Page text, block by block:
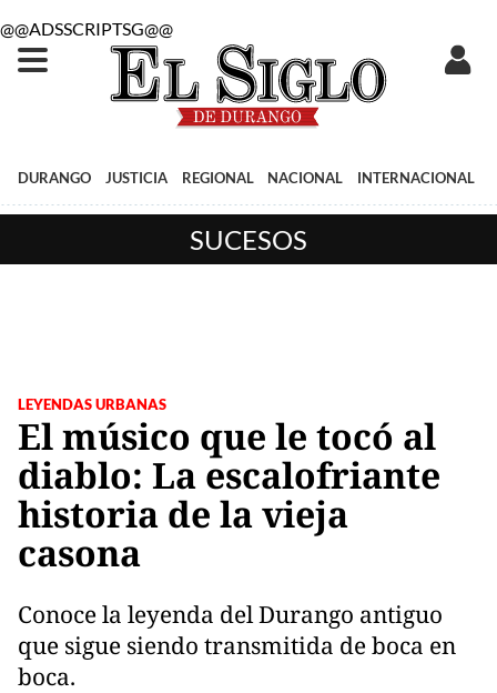
@@ADSSCRIPTSG@@
DURANGO JUSTICIA REGIONAL NACIONAL INTERNACIONAL
SUCESOS
LEYENDAS URBANAS
El músico que le tocó al
diablo: La escalofriante
historia de la vieja
casona
Conoce la leyenda del Durango antiguo
que sigue siendo transmitida de boca en
boca.